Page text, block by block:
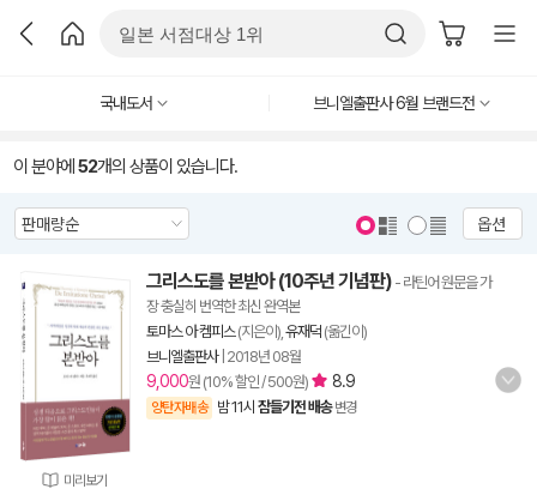
국내도서 브니엘출판사 6월 브랜드전
이 분야에 52개의 상품이 있습니다.
옵션
미리보기
그리스도를 본받아 (10주년 기념판) - 라틴어 원문을 가
장 충실히 번역한 최신 완역본
토마스 아 켐피스(지은이), 유재덕 (옮긴이)
브니엘출판사| 2018년 08월
9,000원 (10% 할인 / 500원) 8.9
양탄자배송 밤 11시 잠들기전 배송 변경